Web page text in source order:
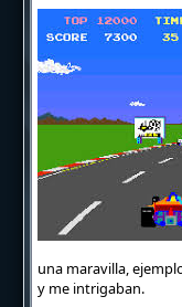
una maravilla,
y me intrigaban.